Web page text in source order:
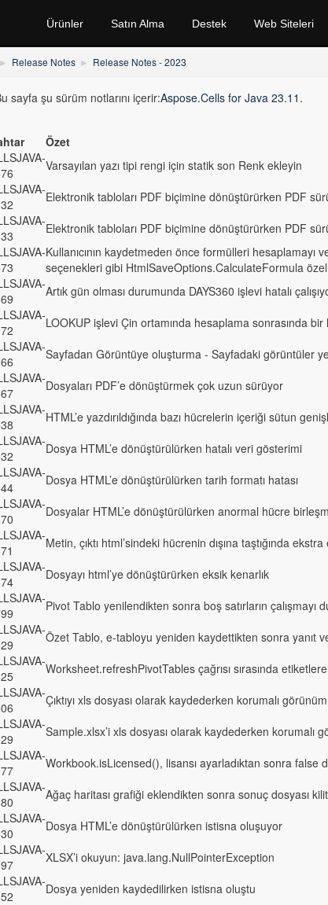
Ürünler Satın Alma Destek Web Siteleri
Release Notes Release Notes - 2023
sayfa şu sürüm notlarını içerir:Aspose.Cells for Java 23.11 .
Özet
Varsayılan yazı tipi rengi için statik son Renk ekleyin
Elektronik tabloları PDF biçimine dönüştürürken PDF
Elektronik tabloları PDF biçimine dönüştürürken PDF
Kullanıcının kaydetmeden önce formülleri
seçenekleri gibi HtmlSaveOptions.CalculateFormula
Artık gün olması durumunda DAYS360 işlevi hatalı
LOOKUP işlevi Çin ortamında hesaplama sonrasında
Sayfadan Görüntüye oluşturma - Sayfadaki görüntüler
Dosyaları PDF’e dönüştürmek çok uzun sürüyor
HTML’e yazdırıldığında bazı hücrelerin içeriği sütun
Dosya HTML’e dönüştürülürken hatalı veri gösterimi
Dosya HTML’e dönüştürülürken tarih formatı hatası
Dosyalar HTML’e dönüştürülürken anormal hücre
Metin, çıktı html’sindeki hücrenin dışına taştığında
Dosyayı html’ye dönüştürürken eksik kenarlık
Pivot Tablo yenilendikten sonra boş satırların çalışmayı
Özet Tablo, e-tabloyu yeniden kaydettikten sonra yanıt
Worksheet.refreshPivotTables çağrısı sırasında
Çıktıyı xls dosyası olarak kaydederken korumalı görünüm
Sample.xlsx’i xls dosyası olarak kaydederken korumalı
Workbook.isLicensed(), lisansı ayarladıktan sonra false
Ağaç haritası grafiği eklendikten sonra sonuç dosyası
Dosya HTML’e dönüştürülürken istisna oluşuyor
XLSX’i okuyun: java.lang.NullPointerException
Dosya yeniden kaydedilirken istisna oluştu